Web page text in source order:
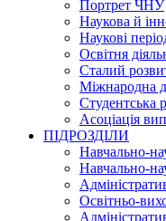
Портрет ЧНУ
Наукова й
Наукові
Освітня
Сталий
Міжнародна
Студентська
Асоціація
ПІДРОЗДІЛИ
Навчально-
Навчально-
Освітньо-